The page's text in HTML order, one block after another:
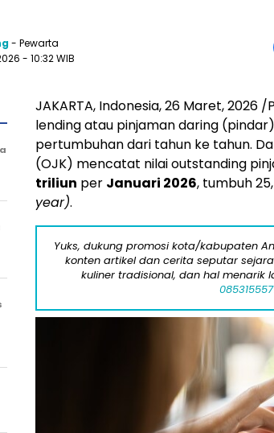
- Pewarta
- 10:32 WIB
JAKARTA, Indonesia, 26 Maret, 2026
lending atau pinjaman daring
pertumbuhan dari tahun ke tahun.
(OJK) mencatat nilai outstanding
triliun per Januari 2026, tumbuh
year).
Yuks, dukung promosi kota/kabupaten
konten artikel dan cerita seputar
kuliner tradisional, dan hal menarik